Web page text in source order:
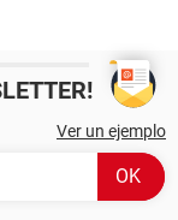
Ver un ejemplo